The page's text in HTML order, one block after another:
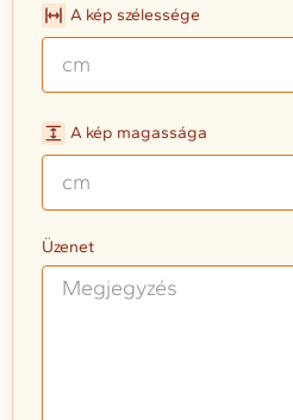
A kép szélessége
A kép magassága
Üzenet